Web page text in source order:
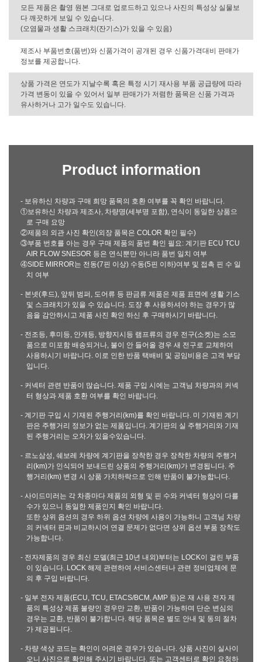
모든 제품은 촬영 원본 그대로 업로드하고 있으나 사진의 특성상 실물보
다 깨끗하게 보일 수 있습니다.
(오염물과 생활 스크래치(잔기스)가 있을 수 있음)
제조사 부품번호(품번)와 신품가격이 공개된 경우 신품가격대비 판매가
정보를 제공합니다.
상품 가격은 연도가 지날수록 혹은 특정 시기 재사용 부품 공급량에 따라
가격 변동이 있을 수 있어서 일부 판매가가 저렴한 품목은 신품 가격과
유사하거나 고가 일수도 있습니다.
Product information
- 보유하신 차량과 구매 희망 품목의 호환 여부를 꼭 확인 바랍니다.
①보유하신 차량과 제조사, 차량명(세부명 포함), 연식이 동일한 상품으
로 구매 요망
②제품의 외관 사진 확인(외장 품목은 COLOR 확인 필수)
③부품 번호를 아는 경우 구매 제품의 품번 확인 필요: 계기판 ECU TCU
AIR FLOW SNESOR 등은 연식뿐만 아니라 품번 일치 여부
④SIDE MIRROR는 전동(7핀 이상) 수동(5핀 이하)여부 및 접촉 핀 수 일
치 여부
- 본넷(후드), 앞뒤 범퍼, 도어류 등 판금류 제품은 제품 표면에 생활 기스
및 스크래치가 있을 수 있습니다. 도장 후 사용하셔야 하는 경우가 많
음을 감안하시고 제품 사진 확인 하신 후 구매하시기 바랍니다.
- 전조등, 후미등, 안개등, 방향지시등 램프류의 경우 전구(소켓)는 소모
품으로 미포함 배송되거나, 불이 안 들어올 경우 새 전구로 교체하여
사용하시기 바랍니다. 이로 인한 반품 택배비 및 공임비용은 고객 부담
입니다.
- 커넥터 관련 반품이 많습니다. 제품 구입 시에는 고객님 차량과의 커넥
터 형상과 제품 호환 여부를 확인 바랍니다.
- 계기판 구입 시 기재된 주행거리(km)를 확인 바랍니다. 미 기재된 계기
판은 주행거리 정보가 없는 제품입니다. 계기판의 실 주행거리와 기재
된 주행거리는 오차가 있을수있습니다.
- 르노삼성, 쉐보레 차량에 계기판을 장착한 경우 장착한 차량의 주행거
리(km)가 인식되어 보내드린 상품의 주행거리(km)가 변경됩니다. 주
행거리(km) 변경 시 상품 가치하락으로 인해 반품이 불가능합니다.
- 사이드미러는 각 차종마다 제품의 외형 및 핀 수와 커넥터 형상이 다를
수가 있으니 동일한 제품인지 확인 바랍니다.
또한 상위 옵션의 경우 하위 옵션 차량에 사용이 가능하니 고객님 차량
의 커넥터 핀과 비교하시어 연결 문제가 없다면 상위 옵션 부품 장착도
가능합니다.
- 전자제품의 경우 최신 모델(최근 10년 내외)부터는 LOCK이 걸린 부품
이 있습니다. LOCK 해제 관련하여 서비스센터나 관련 정비업체에 문
의 후 구입 바랍니다.
- 일부 전자 제품(ECU, TCU, ETACS/BCM, AMP 등)은 재 사용 전자 제
품의 특성상 제품 불량인 경우만 교환, 반품이 가능하며 단순 변심의
경우는 교환, 반품이 불가합니다. 해당 품목은 별도 안내 및 동의 절차
가 제공됩니다.
- 차량 색상 코드는 확인이 어려운 경우가 있습니다. 상품 사진이 실사이
오니 사진으로 확인해 주시기 바랍니다. 또는 고객센터로 확인 요청하